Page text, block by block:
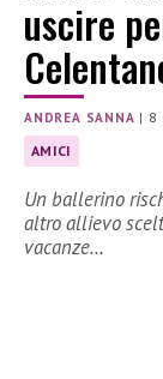
uscire
ANDREA SANNA | 8
AMICI
Un ballerino
altro allievo
vacanze…